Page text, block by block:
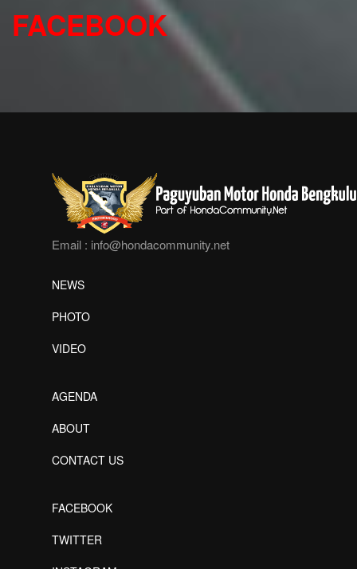
FACEBOOK
Email : info@hondacommunity.net
NEWS
PHOTO
VIDEO
AGENDA
ABOUT
CONTACT US
FACEBOOK
TWITTER